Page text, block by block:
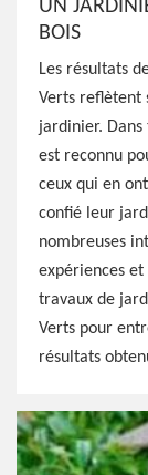
UN
BOIS
Les résultats
Verts reflètent
jardinier.
est reconnu
ceux qui en
confié leur
nombreuses
expériences et
travaux de
Verts pour
résultats